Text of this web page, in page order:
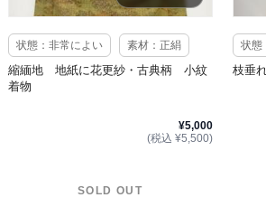
状態：非常によい 素材：正絹
縮緬地 地紙に花更紗・古典柄 小紋
着物
¥5,000
(税込 ¥5,500)
SOLD OUT
状態
枝垂